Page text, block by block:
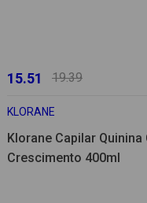
15.51 19.39
KLORANE
Klorane Capilar Quinina
Crescimento 400ml